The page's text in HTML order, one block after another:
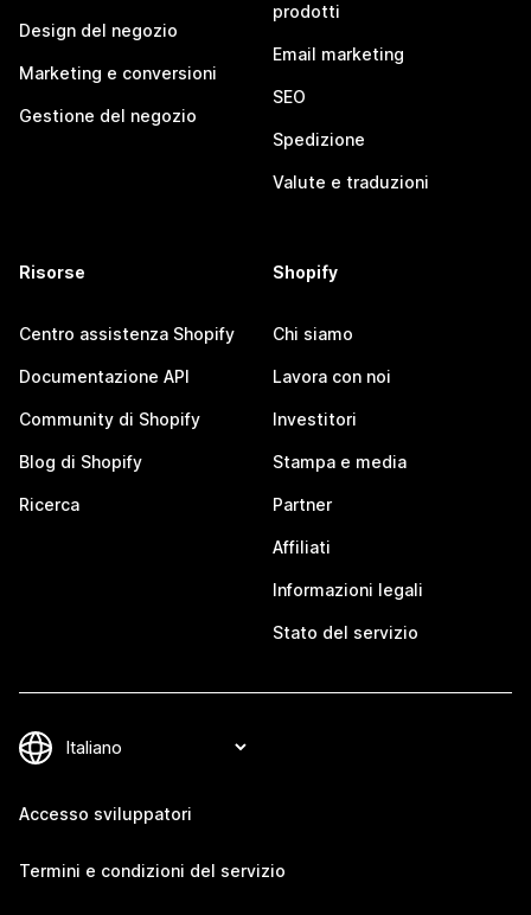
Design del negozio
Marketing e conversioni
Gestione del negozio
prodotti
Email marketing
SEO
Spedizione
Valute e traduzioni
Risorse
Centro assistenza Shopify
Documentazione API
Community di Shopify
Blog di Shopify
Ricerca
Shopify
Chi siamo
Lavora con noi
Investitori
Stampa e media
Partner
Affiliati
Informazioni legali
Stato del servizio
Accesso sviluppatori
Termini e condizioni del servizio